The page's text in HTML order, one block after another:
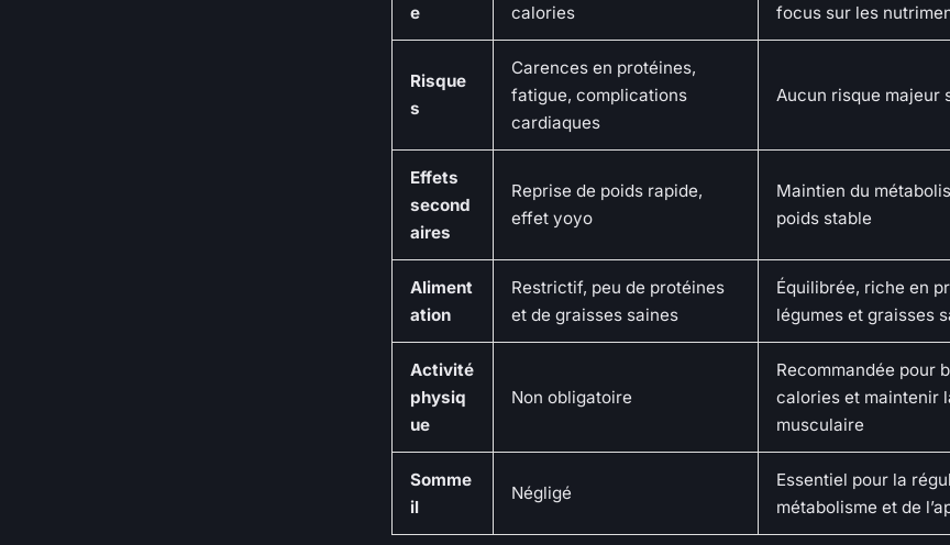
e
calories
focus sur les
Risque
s
Carences en protéines,
fatigue, complications
cardiaques
Aucun risque majeur
Effets
second
aires
Reprise de poids rapide,
effet yoyo
Maintien du
poids stable
Aliment
ation
Restrictif, peu de protéines
et de graisses saines
Équilibrée, riche en
légumes et graisses
Activité
physiq
ue
Non obligatoire
Recommandée pour
calories et maintenir
musculaire
Somme
il
Négligé
Essentiel pour la
métabolisme et de